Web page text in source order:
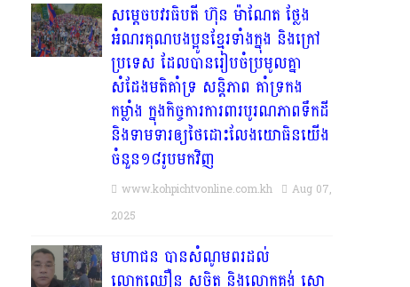
សម្តេចបវរធិបតី ហ៊ុន ម៉ាណែត ថ្លែង
អំណរគុណបងប្អូនខ្មែរទាំងក្នុង និងក្រៅ
ប្រទេស ដែលបានរៀបចំប្រមូលគ្នា
សំដែងមតិគាំទ្រ សន្តិភាព គាំទ្រកង
កម្លាំង ក្នុងកិច្ចការការពារបូរណភាពទឹកដី
និងទាមទារឲ្យថៃដោះលែងយោធិនយើង
ចំនួន១៨រូបមកវិញ
www.kohpichtvonline.com.kh
Aug 07,
2025
មហាជន បានសំណូមពរដល់